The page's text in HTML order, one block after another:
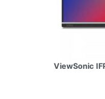
ViewSonic